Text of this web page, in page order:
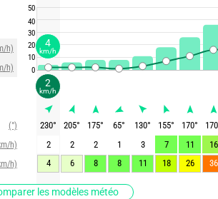
h)
h)
(°)
h)
h)
les modèles météo
50
40
30
20
10
0
230° 205° 175° 65° 130° 155° 170°
170
2
2 2 1 3 7 11
16
4
6 8 8 11 18 26 36
2
km/h
4
km/h